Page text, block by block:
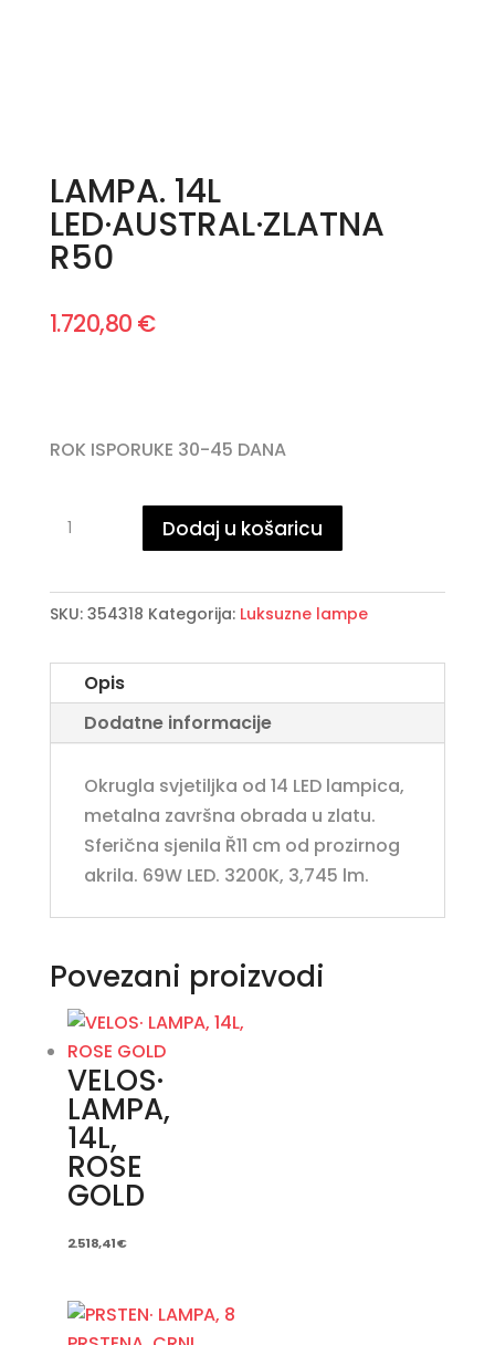
LAMPA. 14L
LED·AUSTRAL·ZLATNA
R50
1.720,80 €
ROK ISPORUKE 30-45 DANA
14L
R50
Dodaj u košaricu
SKU: 354318 Kategorija: Luksuzne lampe
Opis
Dodatne informacije
Okrugla svjetiljka od 14 LED lampica,
metalna završna obrada u zlatu.
Sferična sjenila Ř11 cm od prozirnog
akrila. 69W LED. 3200K, 3,745 lm.
Povezani proizvodi
VELOS·
LAMPA,
14L,
ROSE
GOLD
2.518,41€